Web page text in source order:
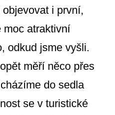
i první,
moc atraktivní
odkud jsme vyšli.
měří něco přes
do sedla
se v turistické